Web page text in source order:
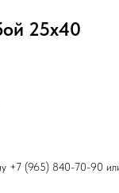
25х40
+7 (965) 840-70-90